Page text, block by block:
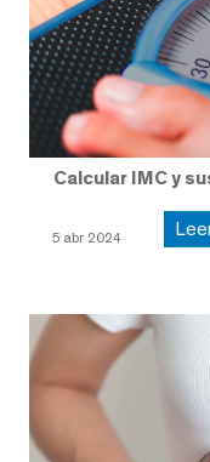
Calcular IMC y
5 abr 2024